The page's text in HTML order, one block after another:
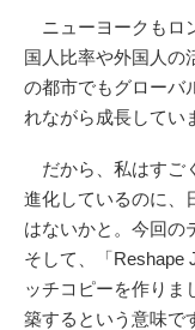
ニューヨークもロ
国人比率や外国人の
の都市でもグローバ
れながら成長してい
だから、私はすご
進化しているのに、
はないかと。今回の
そして、「Reshape
ッチコピーを作りま
築するという意味で